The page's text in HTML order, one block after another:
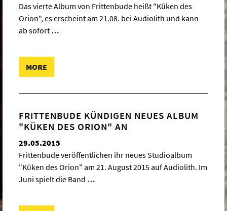
Das vierte Album von Frittenbude heißt "Küken des
Orion", es erscheint am 21.08. bei Audiolith und kann
ab sofort …
MORE
FRITTENBUDE KÜNDIGEN NEUES ALBUM
"KÜKEN DES ORION" AN
29.05.2015
Frittenbude veröffentlichen ihr neues Studioalbum
"Küken des Orion" am 21. August 2015 auf Audiolith. Im
Juni spielt die Band …